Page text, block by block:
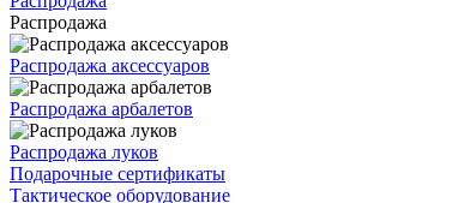
Распродажа
Распродажа аксессуаров
Распродажа арбалетов
Распродажа луков
Подарочные сертификаты
Тактическое оборудование